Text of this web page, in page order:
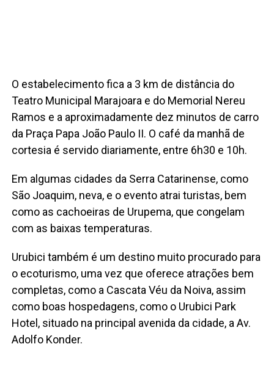
O estabelecimento fica a 3 km de distância do
Teatro Municipal Marajoara e do Memorial Nereu
Ramos e a aproximadamente dez minutos de carro
da Praça Papa João Paulo II. O café da manhã de
cortesia é servido diariamente, entre 6h30 e 10h.
Em algumas cidades da Serra Catarinense, como
São Joaquim, neva, e o evento atrai turistas, bem
como as cachoeiras de Urupema, que congelam
com as baixas temperaturas.
Urubici também é um destino muito procurado para
o ecoturismo, uma vez que oferece atrações bem
completas, como a Cascata Véu da Noiva, assim
como boas hospedagens, como o Urubici Park
Hotel, situado na principal avenida da cidade, a Av.
Adolfo Konder.